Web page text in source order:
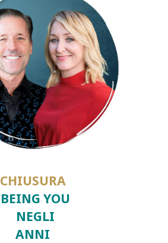
CHIUSURA
BEING YOU
NEGLI
ANNI